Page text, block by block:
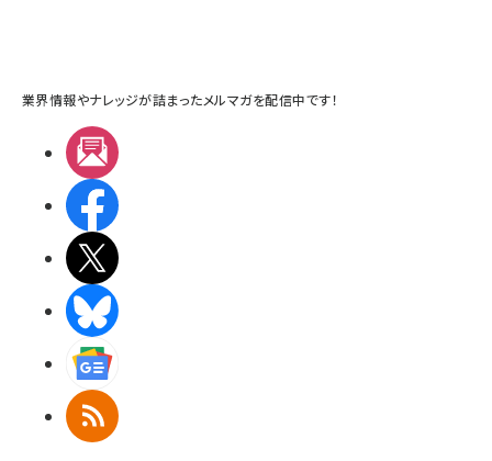
業界情報やナレッジが詰まったメルマガを配信中です！
RSS